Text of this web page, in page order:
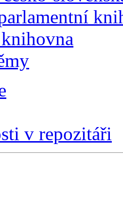
v repozitáři